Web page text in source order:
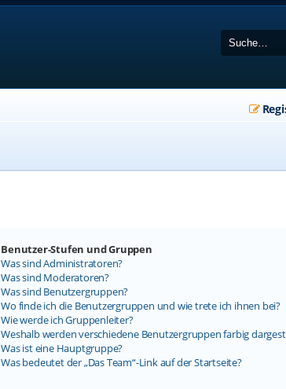
Benutzer-Stufen und Gruppen
Was sind Administratoren?
Was sind Moderatoren?
Was sind Benutzergruppen?
Wo finde ich die Benutzergruppen und wie trete ich ihnen bei?
Wie werde ich Gruppenleiter?
Weshalb werden verschiedene Benutzergruppen farbig
Was ist eine Hauptgruppe?
Was bedeutet der „Das Team“-Link auf der Startseite?